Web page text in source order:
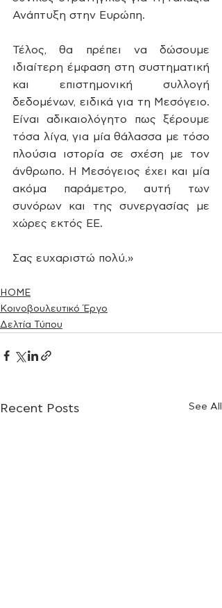
Ανάπτυξη στην Ευρώπη.
Τέλος, θα πρέπει να δώσουμε
ιδιαίτερη έμφαση στη συστηματική
και επιστημονική συλλογή
δεδομένων, ειδικά για τη Μεσόγειο.
Είναι αδικαιολόγητο πως ξέρουμε
τόσα λίγα, για μία θάλασσα με τόσο
πλούσια ιστορία σε σχέση με τον
άνθρωπο. Η Μεσόγειος έχει και μία
ακόμα παράμετρο, αυτή των
συνόρων και της συνεργασίας με
χώρες εκτός ΕΕ.
Σας ευχαριστώ πολύ.»
HOME
Κοινοβουλευτικό Έργο
Δελτία Τύπου
Recent Posts See All